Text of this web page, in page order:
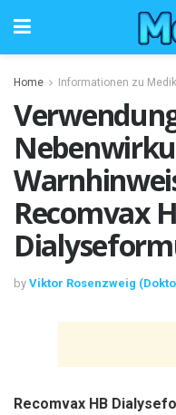
Home Informationen zu
Recomvax
by Viktor Rosenzweig
Recomvax HB